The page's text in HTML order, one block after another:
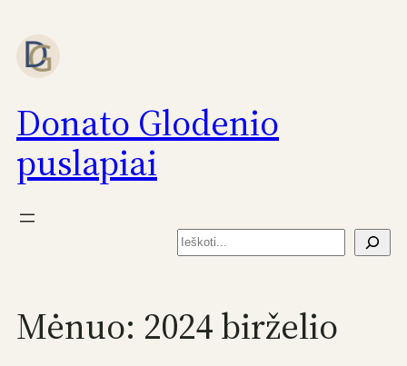
prie
turinio
Donato Glodenio
puslapiai
Paieška
Mėnuo: 2024 birželio